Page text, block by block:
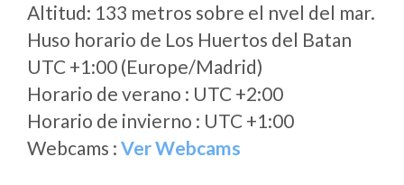
Altitud: 133 metros sobre el nvel del mar.
Huso horario de Los Huertos del Batan
UTC +1:00 (Europe/Madrid)
Horario de verano : UTC +2:00
Horario de invierno : UTC +1:00
Webcams : Ver Webcams